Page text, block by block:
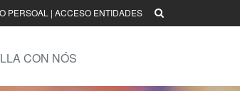
PERSOAL | ACCESO ENTIDADES
CON NÓS